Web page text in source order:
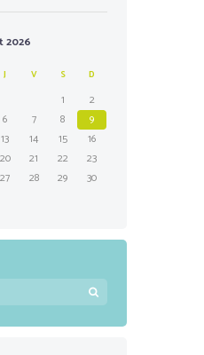
2026
J V S D
1
2
6 7 8
9
13 14 15
16
20 21 22
23
27 28 29
30